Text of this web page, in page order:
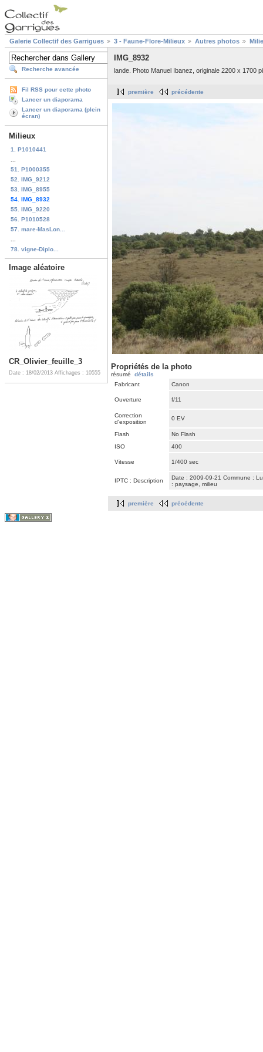
Galerie Collectif des Garrigues 3 - Faune-Flore-Milieux Autres photos
Recherche avancée
Fil RSS pour cette photo
Lancer un diaporama
Lancer un diaporama (plein
écran)
Milieux
1. P1010441
51. P1000355
52. IMG_9212
53. IMG_8955
54. IMG_8932
55. IMG_9220
56. P1010528
57. mare-MasLon...
78. vigne-Diplo...
Image aléatoire
CR_Olivier_feuille_3
Date : 18/02/2013 Affichages : 10555
IMG_8932
lande. Photo Manuel Ibanez, originale 2200 x 1700
première précédente
Propriétés de la photo
résumé détails
Fabricant
Canon
Ouverture f/11
Correction
d'exposition
0 EV
Flash
No Flash
ISO
400
Vitesse 1/400 sec
IPTC : Description
Date : 2009-09-21 Commune :
: paysage, milieu
première précédente